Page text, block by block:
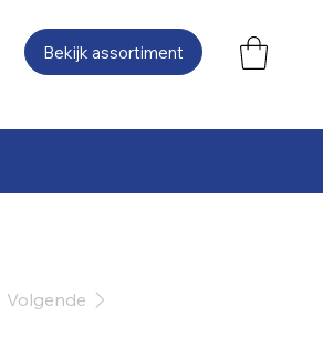
Bekijk assortiment
Volgende